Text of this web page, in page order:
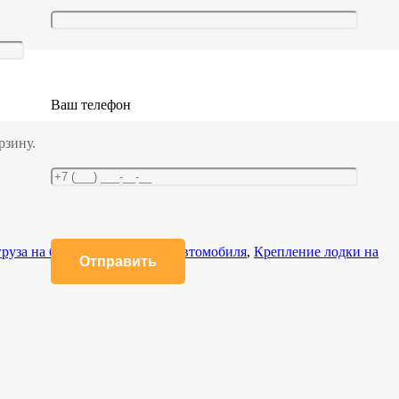
Ваш телефон
1,5/3,0 тн с крюками (35.15.2.С(L)
на багажник легкового автомобиля, Крепление лодки на